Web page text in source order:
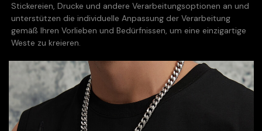
Stickereien, Drucke und andere Verarbeitungsoptionen an und
unterstützen die individuelle Anpassung der Verarbeitung
gemäß Ihren Vorlieben und Bedürfnissen, um eine einzigartige
Weste zu kreieren.